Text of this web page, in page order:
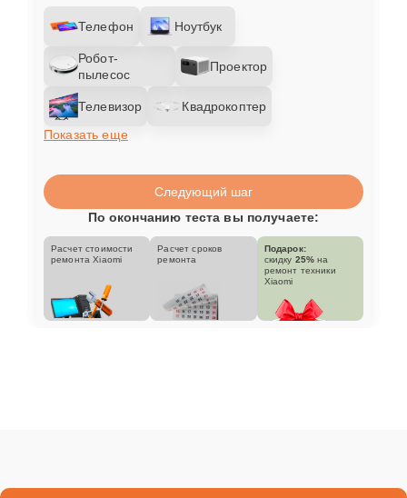
Телефон Ноутбук
Робот-
пылесос
Проектор
Телевизор
Квадрокоптер
Показать еще
Следующий шаг
По окончанию теста вы получаете:
Расчет стоимости
ремонта Xiaomi
Расчет сроков
ремонта
Подарок:
скидку 25% на
ремонт техники
Xiaomi